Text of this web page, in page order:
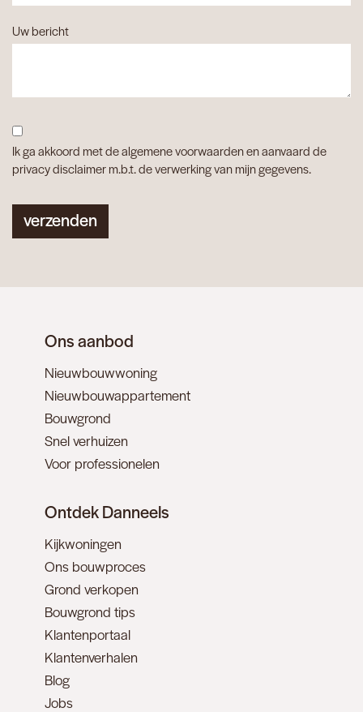
Uw bericht
Ik ga akkoord met de algemene voorwaarden en aanvaard de
privacy disclaimer m.b.t. de verwerking van mijn gegevens.
verzenden
Ons aanbod
Nieuwbouwwoning
Nieuwbouwappartement
Bouwgrond
Snel verhuizen
Voor professionelen
Ontdek Danneels
Kijkwoningen
Ons bouwproces
Grond verkopen
Bouwgrond tips
Klantenportaal
Klantenverhalen
Blog
Jobs